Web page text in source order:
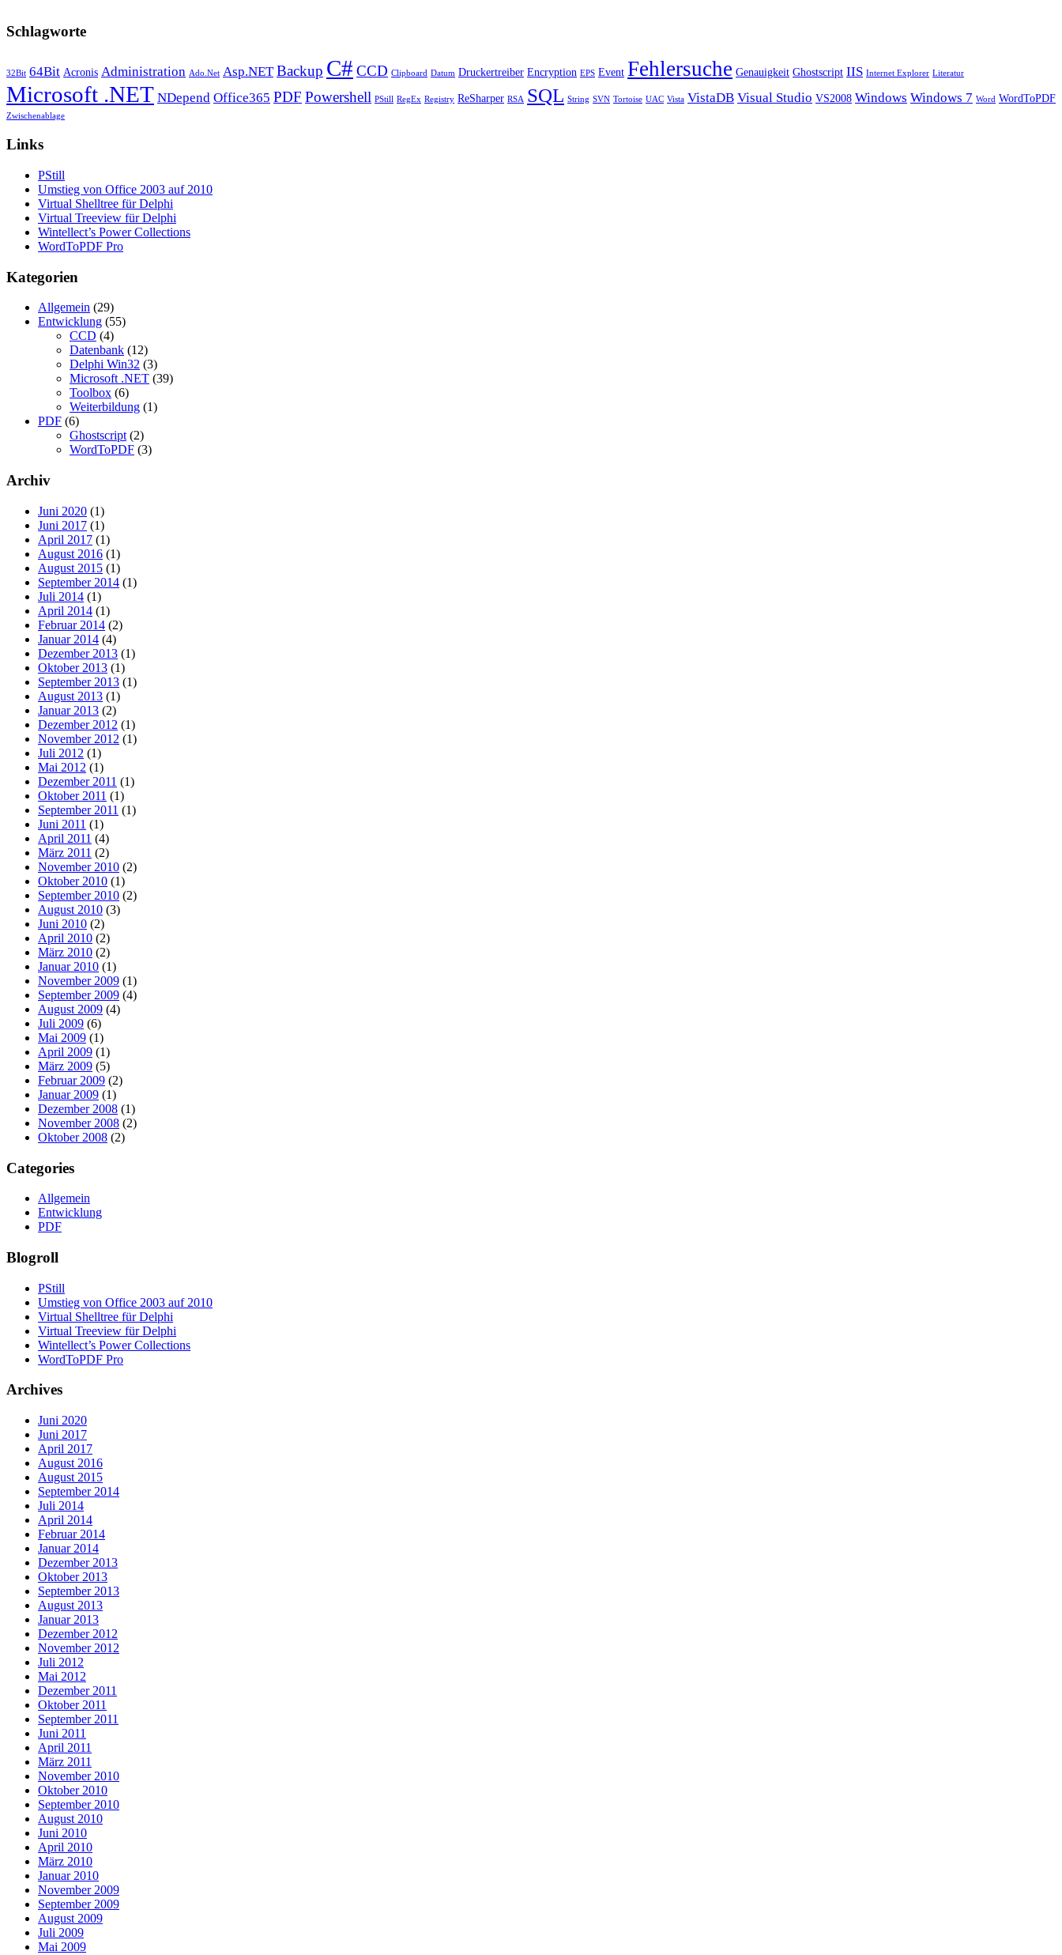
Schlagworte
32Bit 64Bit Acronis Administration Ado.Net Asp.NET Backup C# CCD Clipboard Datum Druckertreiber Encryption EPS Event Fehlersuche Genauigkeit Ghostscript IIS Internet Explorer Literatur
Microsoft .NET NDepend Office365 PDF Powershell PStill RegEx Registry ReSharper RSA SQL String SVN Tortoise UAC Vista VistaDB Visual Studio VS2008 Windows Windows 7 Word WordToPDF
Zwischenablage
Links
PStill
Umstieg von Office 2003 auf 2010
Virtual Shelltree für Delphi
Virtual Treeview für Delphi
Wintellect’s Power Collections
WordToPDF Pro
Kategorien
Allgemein (29)
Entwicklung (55)
CCD (4)
Datenbank (12)
Delphi Win32 (3)
Microsoft .NET (39)
Toolbox (6)
Weiterbildung (1)
PDF (6)
Ghostscript(2)
WordToPDF (3)
Archiv
Juni 2020 (1)
Juni 2017 (1)
April 2017 (1)
August 2016 (1)
August 2015 (1)
September 2014 (1)
Juli 2014 (1)
April 2014 (1)
Februar 2014 (2)
Januar 2014 (4)
Dezember 2013 (1)
Oktober 2013 (1)
September 2013 (1)
August 2013 (1)
Januar 2013 (2)
Dezember 2012 (1)
November 2012 (1)
Juli 2012 (1)
Mai 2012 (1)
Dezember 2011 (1)
Oktober 2011 (1)
September 2011 (1)
Juni 2011 (1)
April 2011 (4)
März 2011 (2)
November 2010 (2)
Oktober 2010 (1)
September 2010 (2)
August 2010 (3)
Juni 2010 (2)
April 2010 (2)
März 2010 (2)
Januar 2010 (1)
November 2009 (1)
September 2009 (4)
August 2009 (4)
Juli 2009 (6)
Mai 2009 (1)
April 2009 (1)
März 2009 (5)
Februar 2009 (2)
Januar 2009 (1)
Dezember 2008 (1)
November 2008 (2)
Oktober 2008 (2)
Categories
Allgemein
Entwicklung
PDF
Blogroll
PStill
Umstieg von Office 2003 auf 2010
Virtual Shelltree für Delphi
Virtual Treeview für Delphi
Wintellect’s Power Collections
WordToPDF Pro
Archives
Juni 2020
Juni 2017
April 2017
August 2016
August 2015
September 2014
Juli 2014
April 2014
Februar 2014
Januar 2014
Dezember 2013
Oktober 2013
September 2013
August 2013
Januar 2013
Dezember 2012
November 2012
Juli 2012
Mai 2012
Dezember 2011
Oktober 2011
September 2011
Juni 2011
April 2011
März 2011
November 2010
Oktober 2010
September 2010
August 2010
Juni 2010
April 2010
März 2010
Januar 2010
November 2009
September 2009
August 2009
Juli 2009
Mai 2009